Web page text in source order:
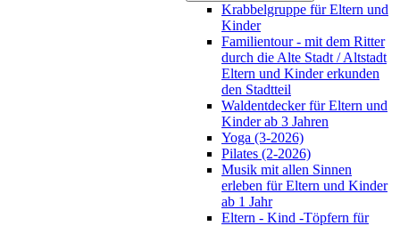
Krabbelgruppe für Eltern und
Kinder
Familientour - mit dem Ritter
durch die Alte Stadt / Altstadt
Eltern und Kinder erkunden
den Stadtteil
Waldentdecker für Eltern und
Kinder ab 3 Jahren
Yoga (3-2026)
Pilates (2-2026)
Musik mit allen Sinnen
erleben für Eltern und Kinder
ab 1 Jahr
Eltern - Kind -Töpfern für